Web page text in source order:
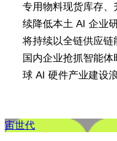
专用物料现货库存
续降低本土 AI 企业
将持续以全链供应链
国内企业抢抓智能
球 AI 硬件产业建设浪
宙世代